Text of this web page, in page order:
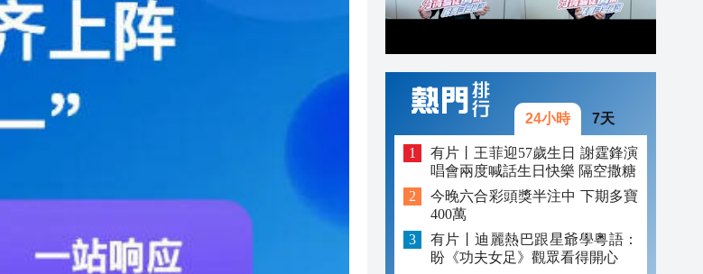
24小時 7天
有片丨王菲迎57歲生日 謝霆鋒演
唱會兩度喊話生日快樂 隔空撒糖
今晚六合彩頭獎半注中 下期多寶
400萬
有片丨迪麗熱巴跟星爺學粵語：
盼《功夫女足》觀眾看得開心